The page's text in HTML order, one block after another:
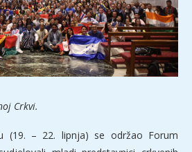
Crkvi.
(19. – 22. lipnja) se održao Forum